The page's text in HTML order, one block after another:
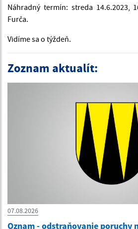
Náhradný termín: streda 14.6.2023,
Furča.
Vidíme sa o týždeň.
Zoznam aktualít:
07.08.2026
Oznam - odstraňovanie poruchy